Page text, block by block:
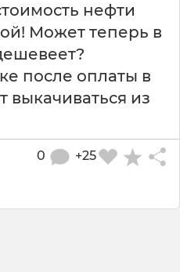
нефти
Может теперь в
после оплаты в
выкачиваться из
+25
0